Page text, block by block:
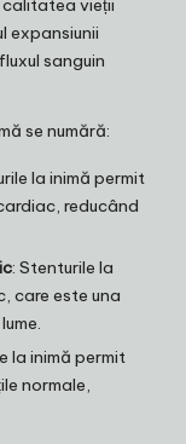
calitatea vieții
expansiunii
sanguin
se numără:
la inimă permit
reducând
: Stenturile la
care este una
la inimă permit
normale,